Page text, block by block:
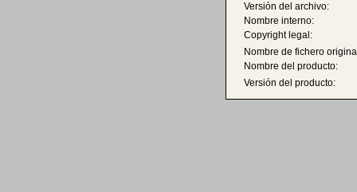
Versión del archivo:
Nombre interno:
Copyright legal:
Nombre de fichero
Nombre del producto:
Versión del producto: